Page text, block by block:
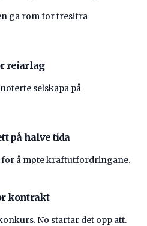
ga rom for tresifra
reiarlag
selskapa på
på halve tida
å møte kraftutfordringane.
kontrakt
No startar det opp att.